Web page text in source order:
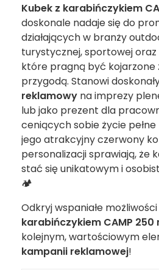
Kubek z karabińczykiem
doskonale nadaje się do
działających w branży
turystycznej, sportowej
które pragną być kojarzone
przygodą. Stanowi
reklamowy na imprezy
lub jako prezent dla
ceniących sobie życie
jego atrakcyjny czerwony
personalizacji sprawiają, że
stać się unikatowym i
🏕️
Odkryj wspaniałe możliwości
karabińczykiem CAMP 250
kolejnym, wartościowym
kampanii reklamowej!